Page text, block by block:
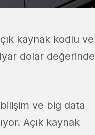
kaynak kodlu ve
dolar değerinde
ve big data
Açık kaynak